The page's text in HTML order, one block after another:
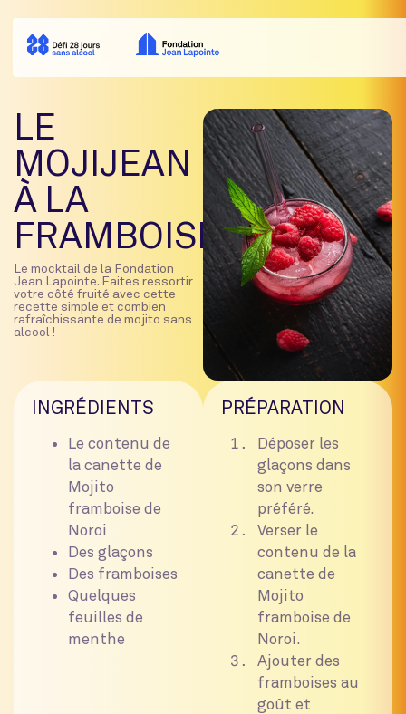
LE
MOJIJEAN
À LA
FRAMBOISE
Le mocktail de la Fondation
Jean Lapointe. Faites ressortir
votre côté fruité avec cette
recette simple et combien
rafraîchissante de mojito sans
alcool !
INGRÉDIENTS
Le contenu de
la canette de
Mojito
framboise de
Noroi
Des glaçons
Des framboises
Quelques
feuilles de
menthe
PRÉPARATION
Déposer les
glaçons dans
son verre
préféré.
Verser le
contenu de la
canette de
Mojito
framboise de
Noroi.
Ajouter des
framboises au
goût et